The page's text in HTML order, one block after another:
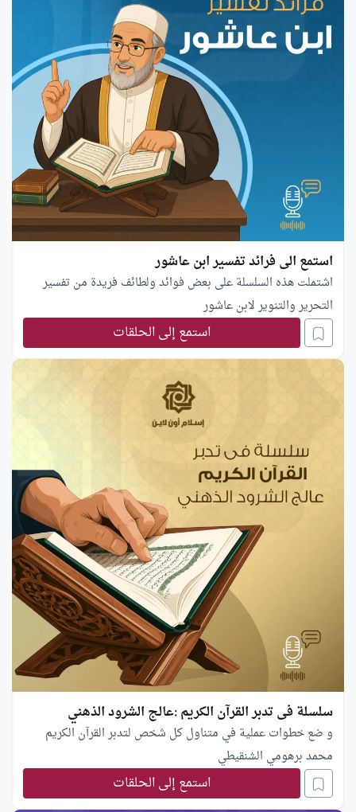
استمع الى فرائد تفسير ابن عاشور
اشتملت هذه السلسلة على بعض فوائد ولطائف فريدة من تفسير
التحرير والتنوير لابن عاشور
استمع إلى الحلقات
سلسلة فى تدبر القرآن الكريم :عالج الشرود الذهني
و ضع خطوات عملية في متناول كل شخص لتدبر القرآن الكريم
محمد برهومي الشنقيطي
استمع إلى الحلقات